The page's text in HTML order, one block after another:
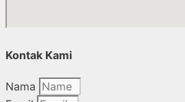
Kontak Kami
Nama